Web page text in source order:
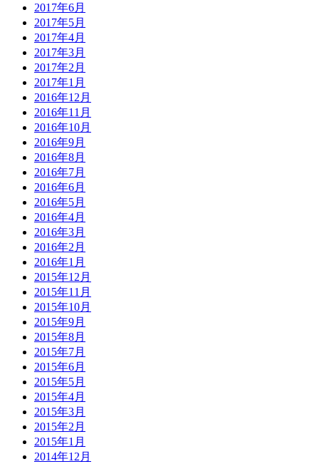
2017年6月
2017年5月
2017年4月
2017年3月
2017年2月
2017年1月
2016年12月
2016年11月
2016年10月
2016年9月
2016年8月
2016年7月
2016年6月
2016年5月
2016年4月
2016年3月
2016年2月
2016年1月
2015年12月
2015年11月
2015年10月
2015年9月
2015年8月
2015年7月
2015年6月
2015年5月
2015年4月
2015年3月
2015年2月
2015年1月
2014年12月